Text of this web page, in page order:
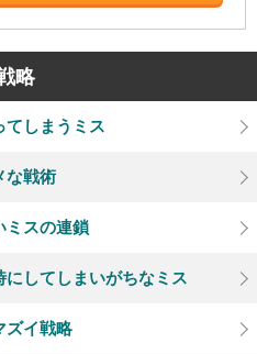
略
てしまうミス
な戦術
ミスの連鎖
してしまいがちなミス
ズイ戦略